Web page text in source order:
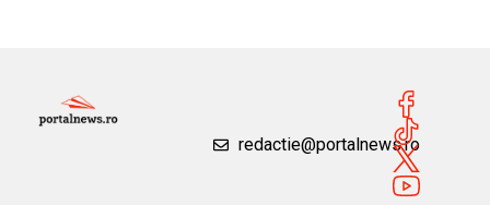
redactie@portalnews.ro